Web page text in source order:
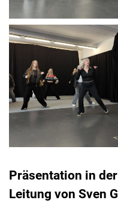
Präsentation in
Leitung von Sven